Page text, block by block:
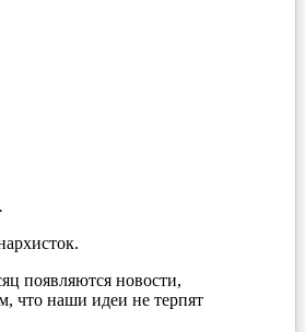
.
появляются новости,
что наши идеи не терпят